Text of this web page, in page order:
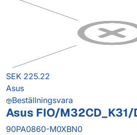
SEK 225.22
Asus
Beställningsvara
Asus FIO/M32CD_K31/
90PA0860-M0XBN0